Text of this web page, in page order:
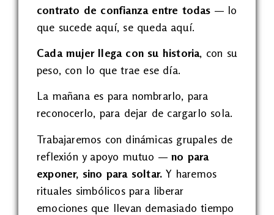
contrato de confianza entre todas — lo
que sucede aquí, se queda aquí.
Cada mujer llega con su historia, con su
peso, con lo que trae ese día.
La mañana es para nombrarlo, para
reconocerlo, para dejar de cargarlo sola.
Trabajaremos con dinámicas grupales de
reflexión y apoyo mutuo —no para
exponer, sino para soltar. Y haremos
rituales simbólicos para liberar
emociones que llevan demasiado tiempo